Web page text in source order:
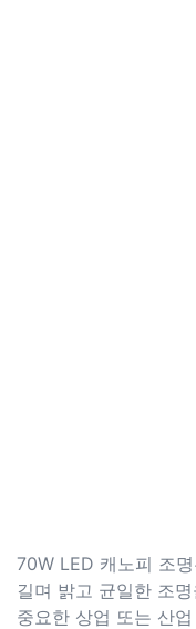
70W LED 캐노피 조
길며 밝고 균일한 조
중요한 상업 또는 산